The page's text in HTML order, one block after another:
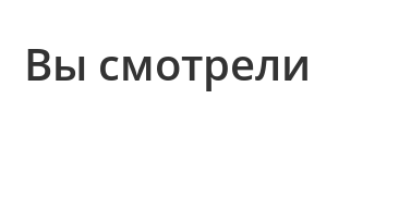
Вы смотрели